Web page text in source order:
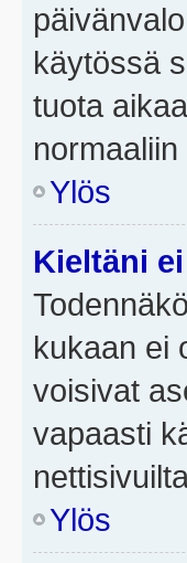
käytössä
tuota
Ylös
Kieltäni
kukaan ei
voisivat
vapaasti
Ylös